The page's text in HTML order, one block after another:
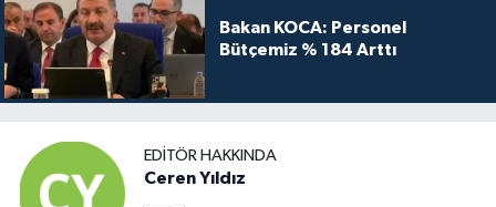
Bakan KOCA: Personel
Bütçemiz % 184 Arttı
EDITÖR HAKKINDA
Ceren Yıldız